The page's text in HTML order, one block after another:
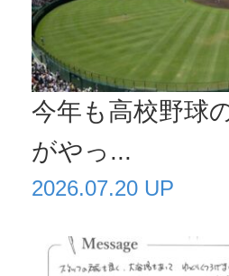
今年も高校野球
がやっ...
2026.07.20 UP